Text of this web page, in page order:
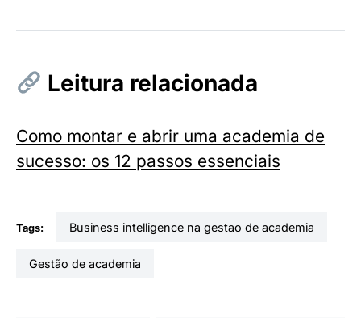
Leitura relacionada
Como montar e abrir uma academia de
sucesso: os 12 passos essenciais
Tags: business intelligence na gestao de academia
gestão de academia